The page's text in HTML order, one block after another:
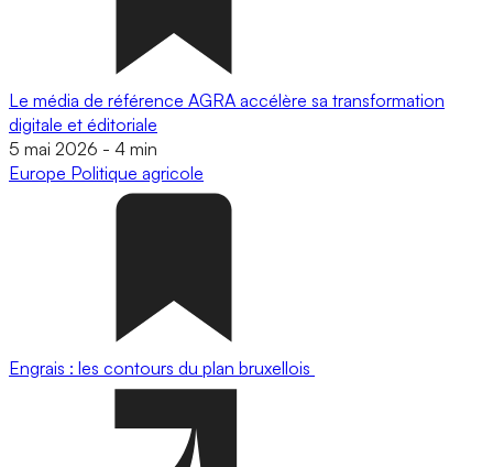
Le média de référence AGRA accélère sa transformation
digitale et éditoriale
5 mai 2026 - 4 min
Europe Politique agricole
Engrais : les contours du plan bruxellois